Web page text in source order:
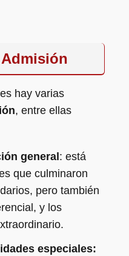
hay varias
, entre ellas
general : está
que culminaron
pero también
y los
especiales: